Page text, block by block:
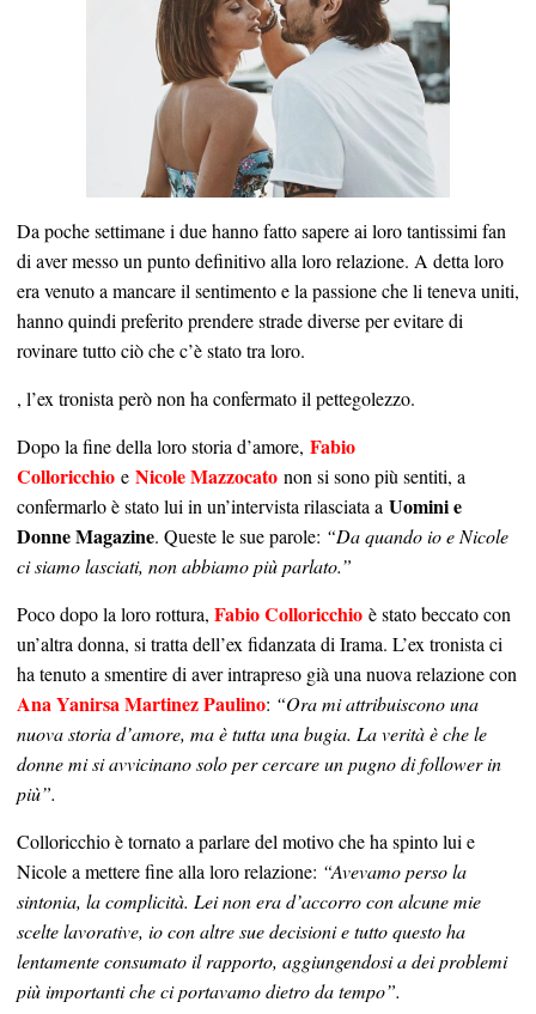
Da poche settimane i due hanno fatto sapere ai loro tantissimi fan
di aver messo un punto definitivo alla loro relazione. A detta loro
era venuto a mancare il sentimento e la passione che li teneva uniti,
hanno quindi preferito prendere strade diverse per evitare di
rovinare tutto ciò che c’è stato tra loro.
, l’ex tronista però non ha confermato il pettegolezzo.
Dopo la fine della loro storia d’amore, Fabio
Colloricchio e Nicole Mazzocato non si sono più sentiti, a
confermarlo è stato lui in un’intervista rilasciata a Uomini e
Donne Magazine. Queste le sue parole: “Da quando io e Nicole
ci siamo lasciati, non abbiamo più parlato.”
Poco dopo la loro rottura, Fabio Colloricchio è stato beccato con
un’altra donna, si tratta dell’ex fidanzata di Irama. L’ex tronista ci
ha tenuto a smentire di aver intrapreso già una nuova relazione con
Ana Yanirsa Martinez Paulino: “Ora mi attribuiscono una
nuova storia d’amore, ma è tutta una bugia. La verità è che le
donne mi si avvicinano solo per cercare un pugno di follower in
più”.
Colloricchio è tornato a parlare del motivo che ha spinto lui e
Nicole a mettere fine alla loro relazione: “Avevamo perso la
sintonia, la complicità. Lei non era d’accorro con alcune mie
scelte lavorative, io con altre sue decisioni e tutto questo ha
lentamente consumato il rapporto, aggiungendosi a dei problemi
più importanti che ci portavamo dietro da tempo”.